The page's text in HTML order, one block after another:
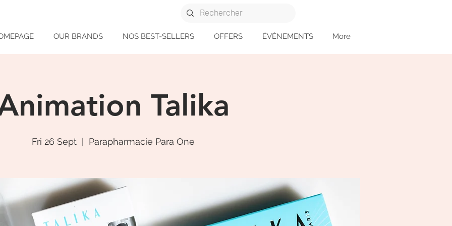
OUR BRANDS NOS BEST-SELLERS OFFERS ÉVÉNEMENTS More
Talika
Fri 26 Sept
  |
Parapharmacie Para One